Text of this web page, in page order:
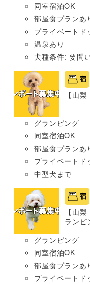
同室宿泊OK
部屋食プランあ
プライベートド
温泉あり
犬種条件: 要問
宿
【山
グランピング
同室宿泊OK
部屋食プランあ
プライベートド
中型犬まで
宿
【山
ランピ
グランピング
同室宿泊OK
部屋食プランあ
プライベートド